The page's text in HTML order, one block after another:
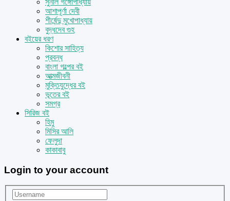
সুনীল গঙ্গোপাধ্যায়
আশাপূর্ণা দেবী
শীর্ষেন্দু মুখোপাধ্যায়
বুদ্ধদেব গুহ
বইয়ের ধরণ
কিশোর সাহিত্য
প্রবন্ধ
বাংলা গল্পের বই
আত্মজীবনী
মুক্তিযুদ্ধের বই
ভূতের বই
সমগ্র
সিরিজ বই
হিমু
মিসির আলি
ফেলুদা
কাকাবাবু
Login to your account